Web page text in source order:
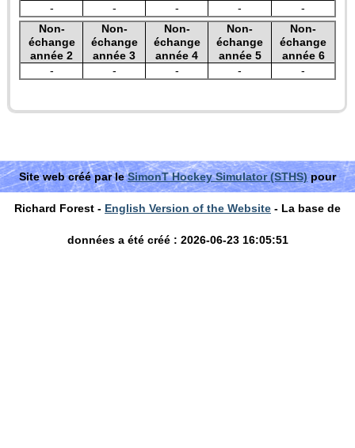
-
- - -
-
Non-
échange
année 2
Non-
échange
année 3
Non-
échange
année 4
Non-
échange
année 5
Non-
échange
année 6
-
- - - -
Site web créé par leSimonT Hockey Simulator (STHS)pour
Richard Forest - English Version of the Website - La base de
données a été créé : 2026-06-23 16:05:51